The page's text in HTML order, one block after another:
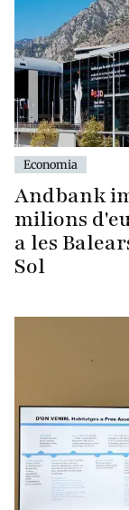
Economia
Andbank
milions
a les
Sol